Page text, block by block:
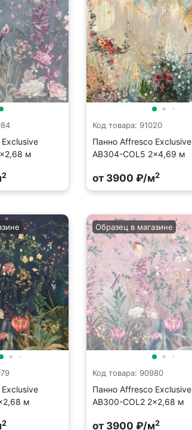
м
2
Код товара: 91020
Панно Affresco Exclusive
AB304-COL5 2x4,69 м
от 3900 ₽/м2
м
2
Код товара: 90980
Панно Affresco Exclusive
AB300-COL2 2x2,68 м
Образец в магазине
от 3900 ₽/м2